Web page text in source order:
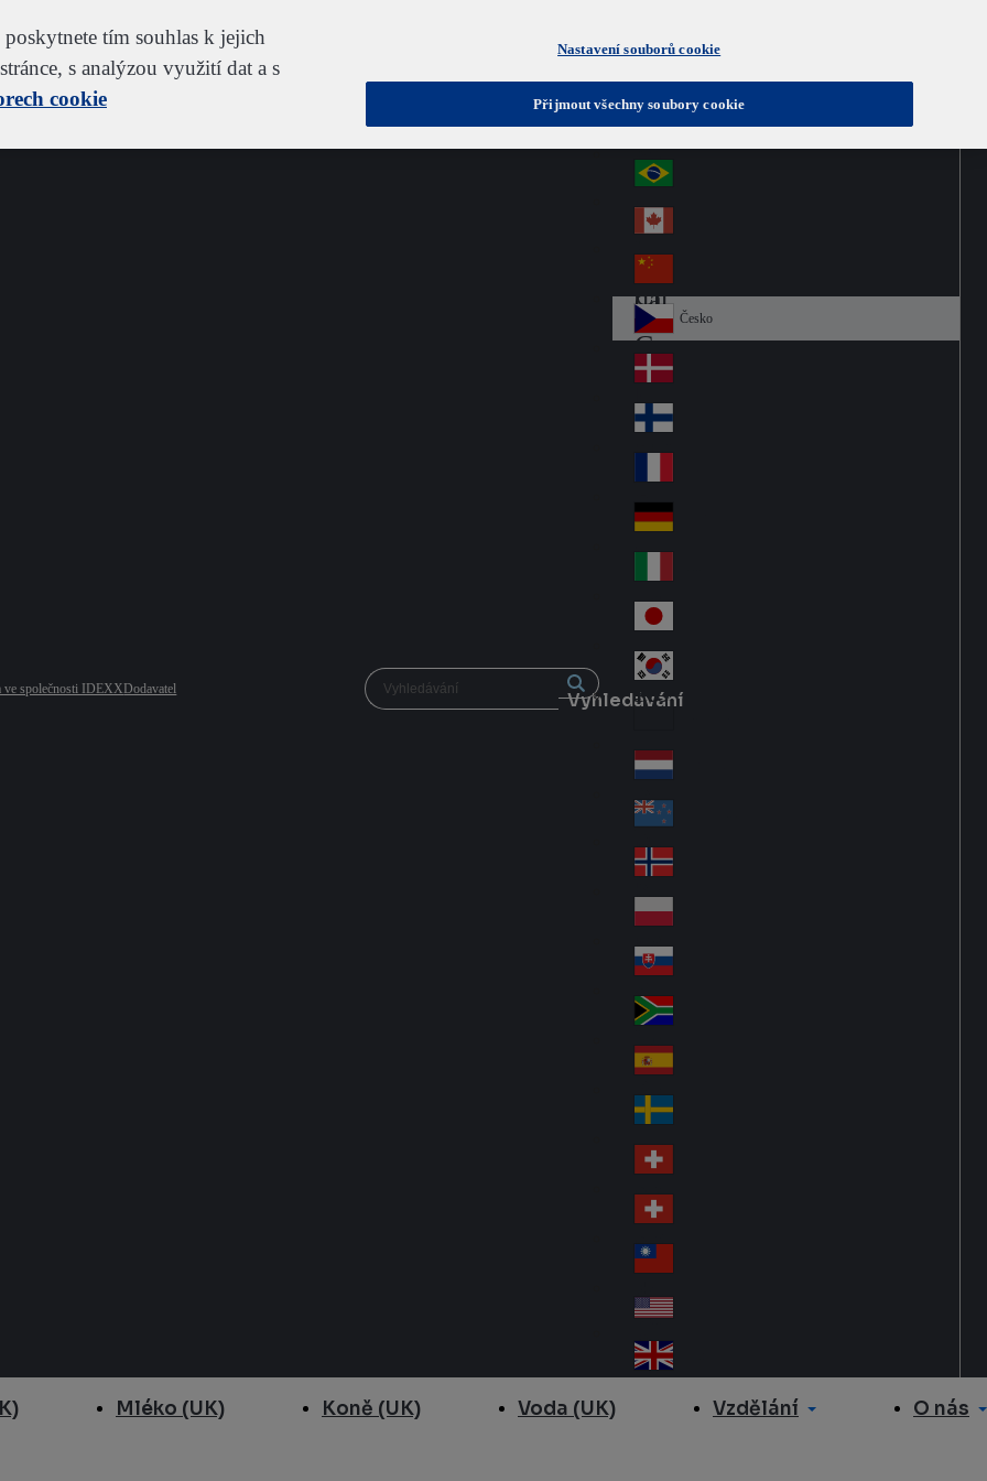
ve společnosti IDEXXDodavatel Vyhledávání
Czech
Au
str
ali
a
Au
stri
a
Österreich
Br
azi
l
Ca
na
da
Ch
ina
Cz
ec
h
Česko
De
nm
ark
Fin
d
Fra
nc
e
Ge
an
y
Ital
y
Jap
an
Ko
Lat
in
A
me
ric
a
Ne
the
rla
nd
s
Ne
w
Ze
ala
nd
No
rw
ay
Pol
an
d
Slo
va
kia
So
uth
Af
ric
a
Sp
ain
Sw
ed
en
Sw
itz
erl
an
d
Sw
itz
erl
an
d
wa
n
A
Un
Mléko (UK) Koně (UK) Voda (UK) Vzdělání O nás
tím souhlas k jejich
s analýzou využití dat a s
cookie
Nastavení souborů cookie
Přijmout všechny soubory cookie